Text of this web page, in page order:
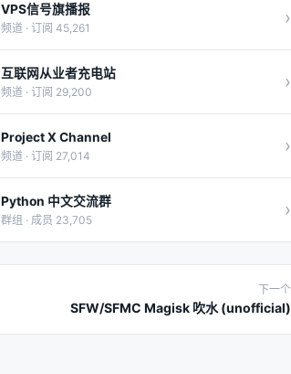
VPS信号旗播报
频道 · 订阅 45,261 ›
互联网从业者充电站
频道 · 订阅 29,200 ›
Project X Channel
频道 · 订阅 27,014 ›
Python 中文交流群
群组 · 成员 23,705 ›
下一个
SFW/SFMC Magisk 吹水 (unofficial)